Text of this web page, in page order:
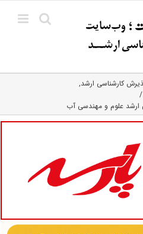
کارشناسی ارشد
ارشد علوم و مهندسی آب